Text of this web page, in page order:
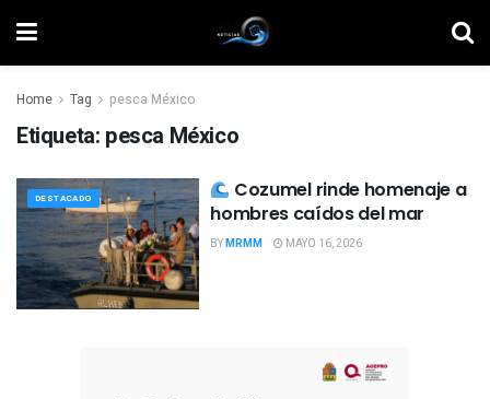
Home Tag pesca México
Etiqueta: pesca México
DESTACADO
Cozumel rinde homenaje a
hombres caídos del mar
BYMRMM MAYO 16, 2026